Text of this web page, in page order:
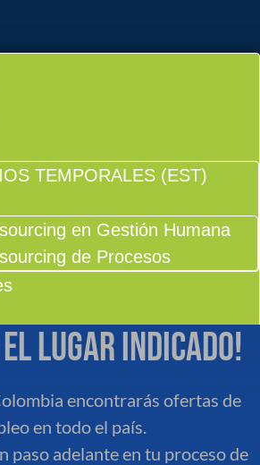
TEMPORALES (EST)
en Gestión Humana
de Procesos
el lugar indicado!
encontrarás ofertas de
en todo el país.
paso adelante en tu proceso de